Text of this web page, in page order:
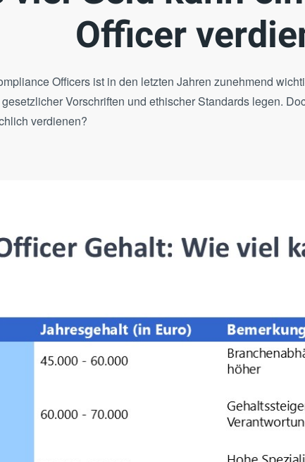
Officer
Officers ist in den letzten Jahren zunehmend
Vorschriften und ethischer Standards legen.
verdienen?